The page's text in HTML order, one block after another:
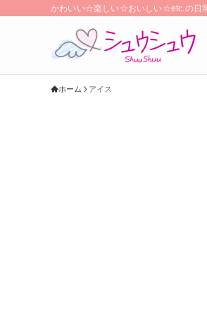
かわいい☆楽しい☆おいしい☆etc.の日常
ホーム アイス